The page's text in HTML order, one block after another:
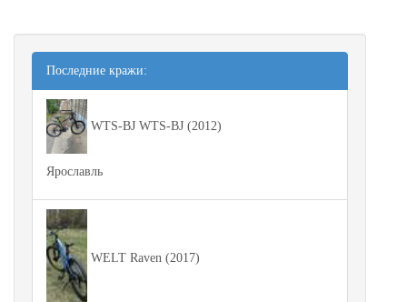
Последние кражи:
WTS-BJ WTS-BJ (2012)
Ярославль
WELT Raven (2017)